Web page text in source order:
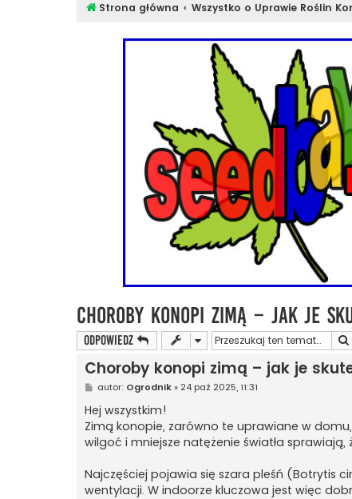
Strona główna Wszystko o Uprawie Roślin
Choroby konopi zimą – jak je
ODPOWIEDZ
Choroby konopi zimą – jak je
P
s
t
autor: Ogrodnik» 24 paź 2025, 11:31
Hej wszystkim!
Zimą konopie, zarówno te uprawiane w
wilgoć i mniejsze natężenie światła sprawiają,
Najczęściej pojawia się szara pleśń (Botrytis
wentylacji. W indoorze kluczowa jest więc